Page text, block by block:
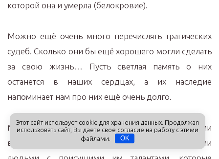
которой она и умерла (белокровие).
Можно ещё очень много перечислять трагических
судеб. Сколько они бы ещё хорошего могли сделать
за свою жизнь… Пусть светлая память о них
останется в наших сердцах, а их наследие
напоминает нам про них ещё очень долго.
Может, не все наши дети станут знаменитыми
вундеркиндами. Пусть хотя бы станут настоящими
Этот сайт использует cookie для хранения данных. Продолжая
использовать сайт, Вы даете свое согласие на работу с этими
файлами.
OK